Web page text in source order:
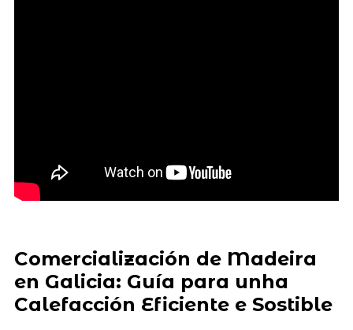
Comercialización de Madeira
en Galicia: Guía para unha
Calefacción Eficiente e Sostible